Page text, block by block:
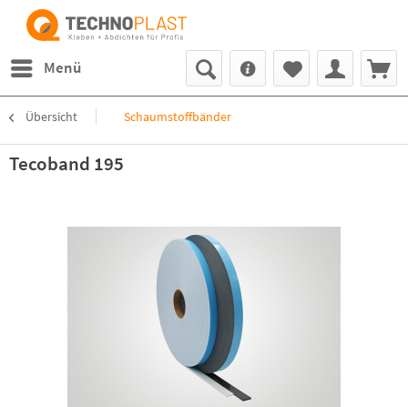
Menü
Übersicht Schaumstoffbänder
Tecoband 195